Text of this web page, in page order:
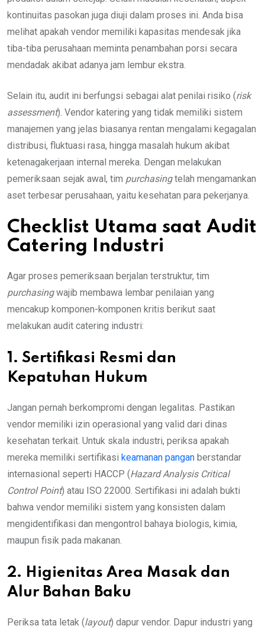
kontinuitas pasokan juga diuji dalam proses ini. Anda bisa
melihat apakah vendor memiliki kapasitas mendesak jika
tiba-tiba perusahaan meminta penambahan porsi secara
mendadak akibat adanya jam lembur ekstra.
Selain itu, audit ini berfungsi sebagai alat penilai risiko (risk
assessment). Vendor katering yang tidak memiliki sistem
manajemen yang jelas biasanya rentan mengalami kegagalan
distribusi, fluktuasi rasa, hingga masalah hukum akibat
ketenagakerjaan internal mereka. Dengan melakukan
pemeriksaan sejak awal, tim purchasingtelah mengamankan
aset terbesar perusahaan, yaitu kesehatan para pekerjanya.
Checklist Utama saat Audit
Catering Industri
Agar proses pemeriksaan berjalan terstruktur, tim
purchasingwajib membawa lembar penilaian yang
mencakup komponen-komponen kritis berikut saat
melakukan audit catering industri:
1. Sertifikasi Resmi dan
Kepatuhan Hukum
Jangan pernah berkompromi dengan legalitas. Pastikan
vendor memiliki izin operasional yang valid dari dinas
kesehatan terkait. Untuk skala industri, periksa apakah
mereka memiliki sertifikasi keamanan pangan berstandar
internasional seperti HACCP (Hazard Analysis Critical
Control Point) atau ISO 22000. Sertifikasi ini adalah bukti
bahwa vendor memiliki sistem yang konsisten dalam
mengidentifikasi dan mengontrol bahaya biologis, kimia,
maupun fisik pada makanan.
2. Higienitas Area Masak dan
Alur Bahan Baku
Periksa tata letak (layout) dapur vendor. Dapur industri yang